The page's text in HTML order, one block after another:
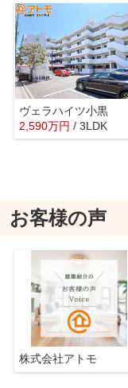
ヴェラハイツ小黒
2,590万円 / 3LDK
お客様の声
株式会社アトモ